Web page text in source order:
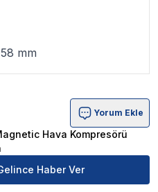
mm
Kompresörü 100W 110L/
Yorum Ekle
Hava Kompresörü
Haber Ver